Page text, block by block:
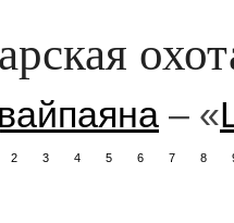
– «
2 3 4 5 6 7 8